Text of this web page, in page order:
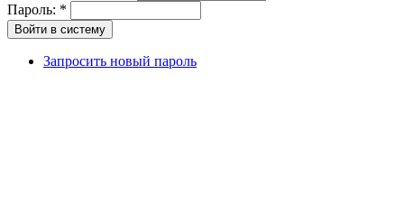
Пароль: *
Запросить новый пароль